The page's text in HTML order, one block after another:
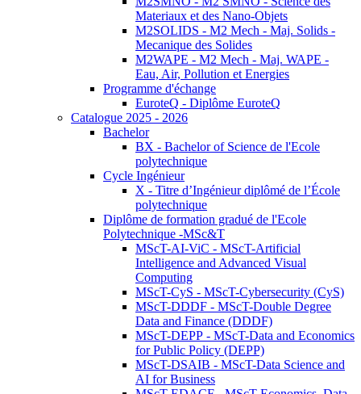
Materiaux et des Nano-Objets
M2SOLIDS - M2 Mech - Maj. Solids -
Mecanique des Solides
M2WAPE - M2 Mech - Maj. WAPE -
Eau, Air, Pollution et Energies
Programme d'échange
EuroteQ - Diplôme EuroteQ
Catalogue 2025 - 2026
Bachelor
BX - Bachelor of Science de l'Ecole
polytechnique
Cycle Ingénieur
X - Titre d’Ingénieur diplômé de l’École
polytechnique
Diplôme de formation gradué de l'Ecole
Polytechnique -MSc&T
MScT-AI-ViC - MScT-Artificial
Intelligence and Advanced Visual
Computing
MScT-CyS - MScT-Cybersecurity (CyS)
MScT-DDDF - MScT-Double Degree
Data and Finance (DDDF)
MScT-DEPP - MScT-Data and Economics
for Public Policy (DEPP)
MScT-DSAIB - MScT-Data Science and
AI for Business